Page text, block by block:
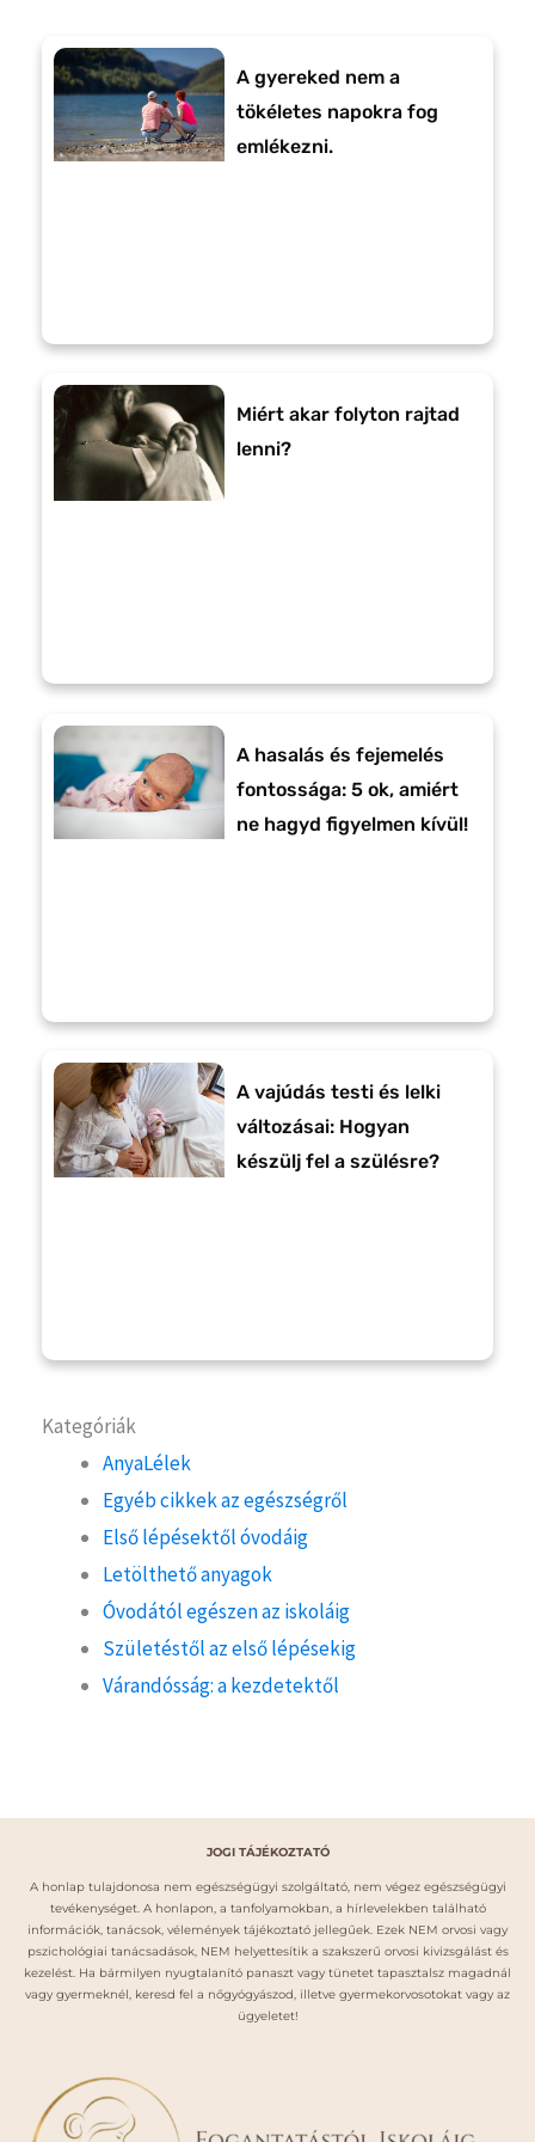
A gyereked nem a
tökéletes napokra fog
emlékezni.
Miért akar folyton rajtad
lenni?
A hasalás és fejemelés
fontossága: 5 ok, amiért
ne hagyd figyelmen kívül!
A vajúdás testi és lelki
változásai: Hogyan
készülj fel a szülésre?
Kategóriák
AnyaLélek
Egyéb cikkek az egészségről
Első lépésektől óvodáig
Letölthető anyagok
Óvodától egészen az iskoláig
Születéstől az első lépésekig
Várandósság: a kezdetektől
JOGI TÁJÉKOZTATÓ
A honlap tulajdonosa nem egészségügyi szolgáltató, nem végez egészségügyi
tevékenységet. A honlapon, a tanfolyamokban, a hírlevelekben található
információk, tanácsok, vélemények tájékoztató jellegűek. Ezek NEM orvosi vagy
pszichológiai tanácsadások, NEM helyettesítik a szakszerű orvosi kivizsgálást és
kezelést. Ha bármilyen nyugtalanító panaszt vagy tünetet tapasztalsz magadnál
vagy gyermeknél, keresd fel a nőgyógyászod, illetve gyermekorvosotokat vagy az
ügyeletet!